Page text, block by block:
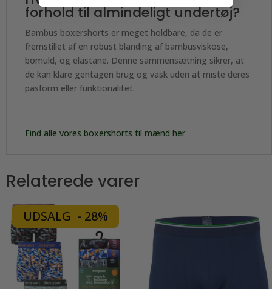
forhold til almindeligt undertøj?
Bambus boxershorts er meget holdbare, da de er
fremstillet af en robust blanding af bambusviskose,
bomuld, og elastane. Denne sammensætning sikrer, at
de kan klare gentagen brug og vask uden at miste deres
pasform eller funktionalitet.
Find alle vores boxershorts til mænd her
Relaterede varer
UDSALG - 28%